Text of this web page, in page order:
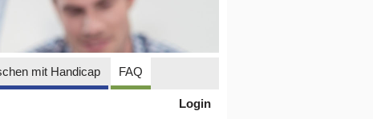
mit Handicap FAQ
Login